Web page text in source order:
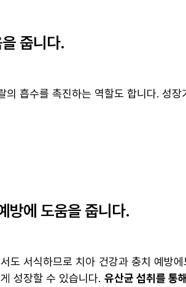
줍니다.
의 흡수를 촉진하는 역할도 합니다. 성
방에 도움을 줍니다.
도 서식하므로 치아 건강과 충치 예방
성장할 수 있습니다. 유산균 섭취를 통